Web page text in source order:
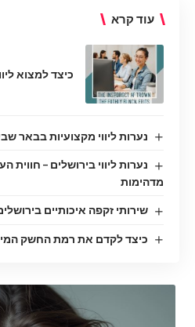
עוד קרא
כיצד למצוא
נערות ליווי מקצועיות בבאר
נערות ליווי בירושלים – חווית
מדהימות
שירותי זקפה איכותיים
כיצד לקדם את רמת החשק